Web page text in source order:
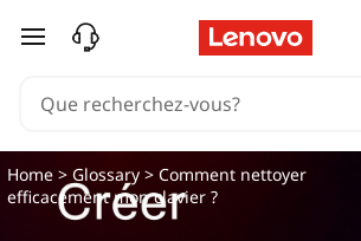
passer au contenu principal
Home >Glossary > Comment nettoyer
efficacement mon clavier ?